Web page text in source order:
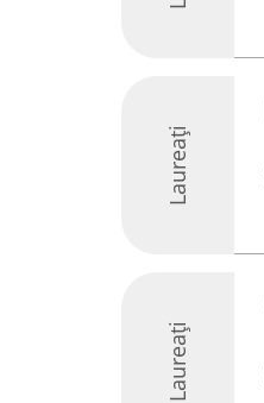
Laureați
Laureați